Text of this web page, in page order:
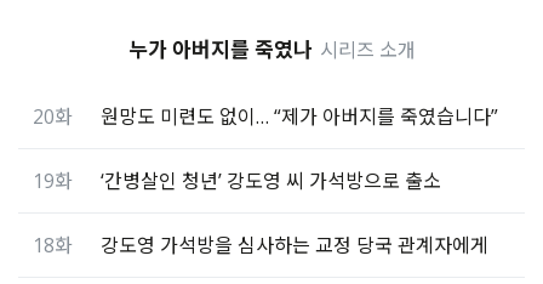
누가 아버지를 죽였나 시리즈 소개
20화 원망도 미련도 없이… “제가 아버지를 죽였습니다”
19화 ‘간병살인 청년’ 강도영 씨 가석방으로 출소
18화 강도영 가석방을 심사하는 교정 당국 관계자에게